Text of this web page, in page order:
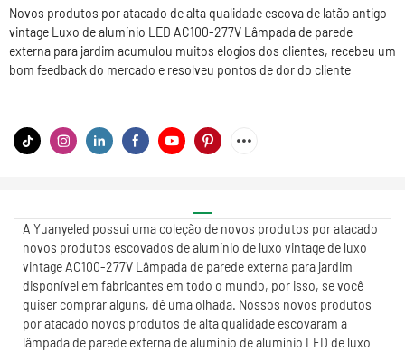
Novos produtos por atacado de alta qualidade escova de latão antigo
vintage Luxo de alumínio LED AC100-277V Lâmpada de parede
externa para jardim acumulou muitos elogios dos clientes, recebeu um
bom feedback do mercado e resolveu pontos de dor do cliente
A Yuanyeled possui uma coleção de novos produtos por atacado
novos produtos escovados de alumínio de luxo vintage de luxo
vintage AC100-277V Lâmpada de parede externa para jardim
disponível em fabricantes em todo o mundo, por isso, se você
quiser comprar alguns, dê uma olhada. Nossos novos produtos
por atacado novos produtos de alta qualidade escovaram a
lâmpada de parede externa de alumínio de alumínio LED de luxo